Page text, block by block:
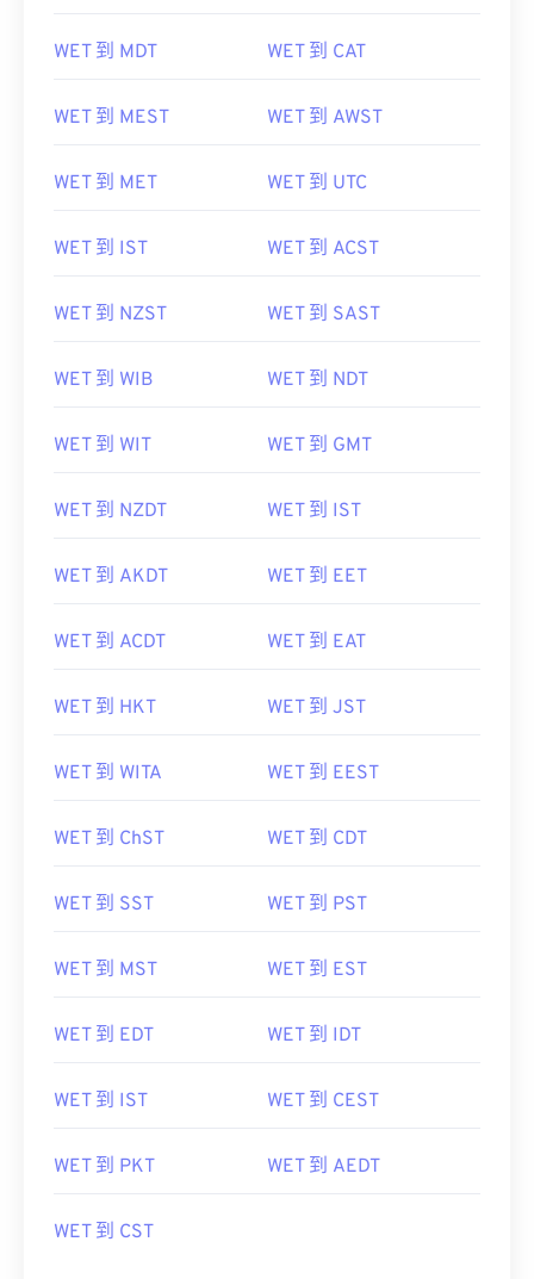
WET 到 MDT WET 到 CAT
WET 到 MEST WET 到 AWST
WET 到 MET WET 到 UTC
WET 到 IST WET 到 ACST
WET 到 NZST WET 到 SAST
WET 到 WIB WET 到 NDT
WET 到 WIT WET 到 GMT
WET 到 NZDT WET 到 IST
WET 到 AKDT WET 到 EET
WET 到 ACDT WET 到 EAT
WET 到 HKT WET 到 JST
WET 到 WITA WET 到 EEST
WET 到 ChST WET 到 CDT
WET 到 SST WET 到 PST
WET 到 MST WET 到 EST
WET 到 EDT WET 到 IDT
WET 到 IST WET 到 CEST
WET 到 PKT WET 到 AEDT
WET 到 CST